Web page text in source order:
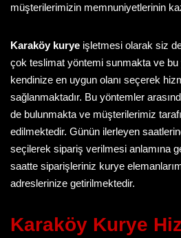
müşterilerimizin memnuniyetlerinin
Karaköy kurye işletmesi olarak siz
çok teslimat yöntemi sunmakta ve bu
kendinize en uygun olanı seçerek
sağlanmaktadır. Bu yöntemler
de bulunmakta ve müşterilerimiz
edilmektedir. Günün ilerleyen
seçilerek sipariş verilmesi anlamına
saatte siparişleriniz kurye
adreslerinize getirilmektedir.
Karaköy Kurye